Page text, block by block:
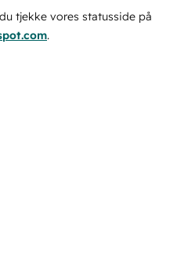
tjekke vores statusside på
.